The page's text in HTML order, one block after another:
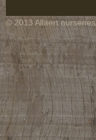
© 2013 Allaert nurseries